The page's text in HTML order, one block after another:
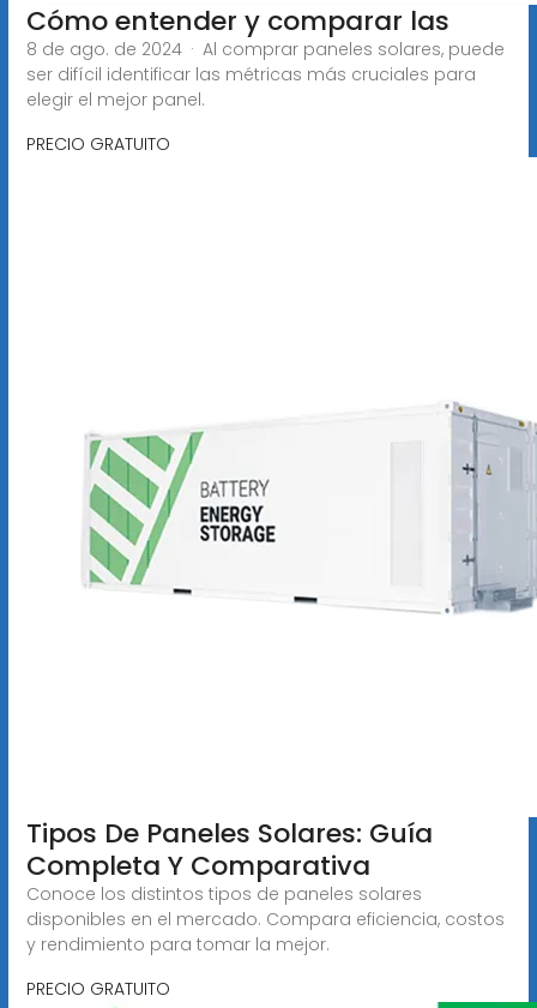
Cómo entender y comparar las
8 de ago. de 2024 · Al comprar paneles solares, puede
ser difícil identificar las métricas más cruciales para
elegir el mejor panel.
PRECIO GRATUITO
Tipos De Paneles Solares: Guía
Completa Y Comparativa
Conoce los distintos tipos de paneles solares
disponibles en el mercado. Compara eficiencia, costos
y rendimiento para tomar la mejor.
PRECIO GRATUITO